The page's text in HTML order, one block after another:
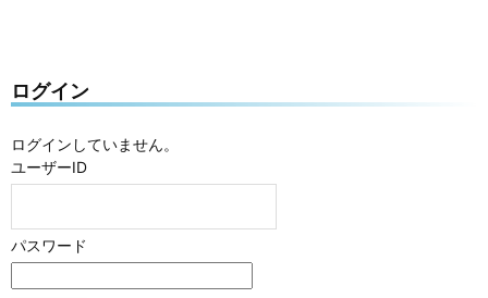
ログイン
ログインしていません。
ユーザーID
パスワード